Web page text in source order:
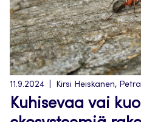
11.9.2024 Kirsi Heiskanen,
Kuhisevaa vai